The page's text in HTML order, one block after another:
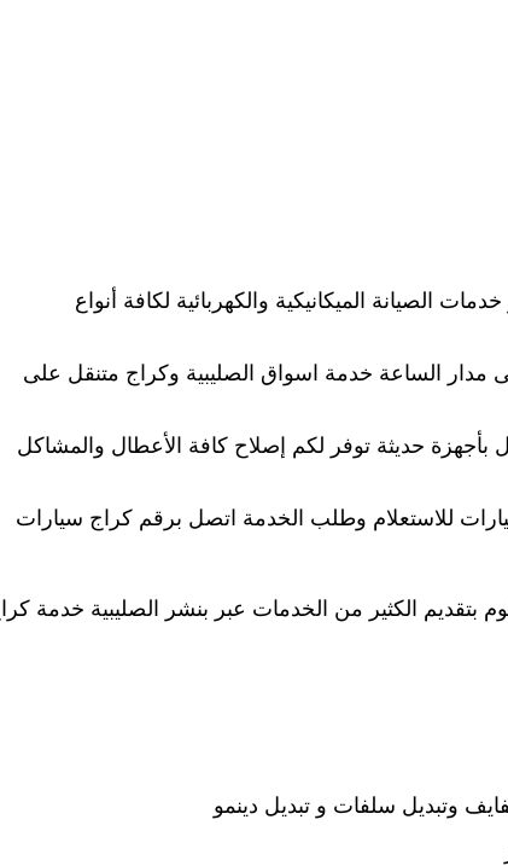
الصيانة الميكانيكية والكهربائية لكافة أنواع
الساعة خدمة اسواق الصليبية وكراج متنقل على
حديثة توفر لكم إصلاح كافة الأعطال والمشاكل
للاستعلام وطلب الخدمة اتصل برقم كراج سيارات
بتقديم الكثير من الخدمات عبر بنشر الصليبية خدمة
وتبديل سلفات و تبديل دينمو